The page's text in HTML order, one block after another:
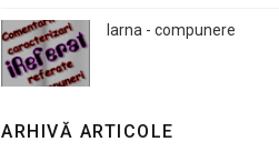
Iarna - compunere
ARHIVĂ ARTICOLE